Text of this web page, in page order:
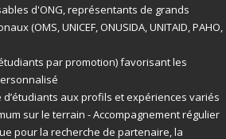
d'ONG, représentants de grands
(OMS, UNICEF, ONUSIDA, UNITAID, PAHO,
par promotion) favorisant les
d’étudiants aux profils et expériences variés
sur le terrain - Accompagnement régulier
pour la recherche de partenaire, la